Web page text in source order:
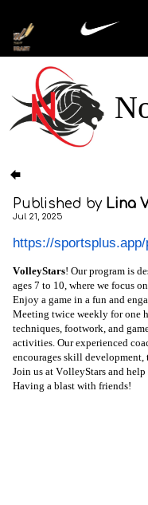
Published by Lina
Jul 21, 2025
https://
VolleyStars! Our program is
ages 7 to 10, where we focus
Enjoy a game in a fun and
Meeting twice weekly for one
techniques, footwork, and
activities. Our experienced
encourages skill development,
Join us at VolleyStars and
Having a blast with friends!